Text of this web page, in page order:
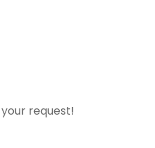
request!